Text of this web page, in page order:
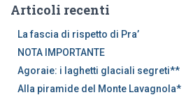
c
Articoli recenti
La fascia di rispetto di Pra’
NOTA IMPORTANTE
Agoraie: i laghetti glaciali segreti**
Alla piramide del Monte Lavagnola*